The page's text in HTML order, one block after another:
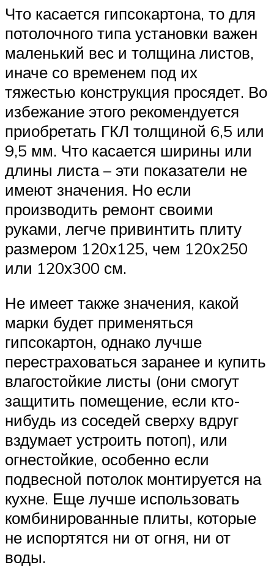
Что касается гипсокартона, то для
потолочного типа установки важен
маленький вес и толщина листов,
иначе со временем под их
тяжестью конструкция просядет. Во
избежание этого рекомендуется
приобретать ГКЛ толщиной 6,5 или
9,5 мм. Что касается ширины или
длины листа – эти показатели не
имеют значения. Но если
производить ремонт своими
руками, легче привинтить плиту
размером 120х125, чем 120х250
или 120х300 см.
Не имеет также значения, какой
марки будет применяться
гипсокартон, однако лучше
перестраховаться заранее и купить
влагостойкие листы (они смогут
защитить помещение, если кто-
нибудь из соседей сверху вдруг
вздумает устроить потоп), или
огнестойкие, особенно если
подвесной потолок монтируется на
кухне. Еще лучше использовать
комбинированные плиты, которые
не испортятся ни от огня, ни от
воды.